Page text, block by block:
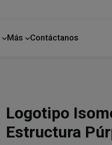
Más Contáctanos
Logotipo
Estructura